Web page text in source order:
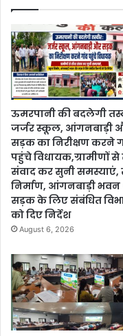
ऊमरपानी की बदलेगी
जर्जर स्कूल, आंगनबाड़ी
सड़क का निरीक्षण करने
पहुंचे विधायक,ग्रामीणों से
संवाद कर सुनी
निर्माण, आंगनबाड़ी
सड़क के लिए संबंधित
को दिए निर्देश
August 6, 2026